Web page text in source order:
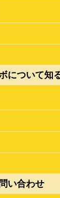
について知
い合わせ